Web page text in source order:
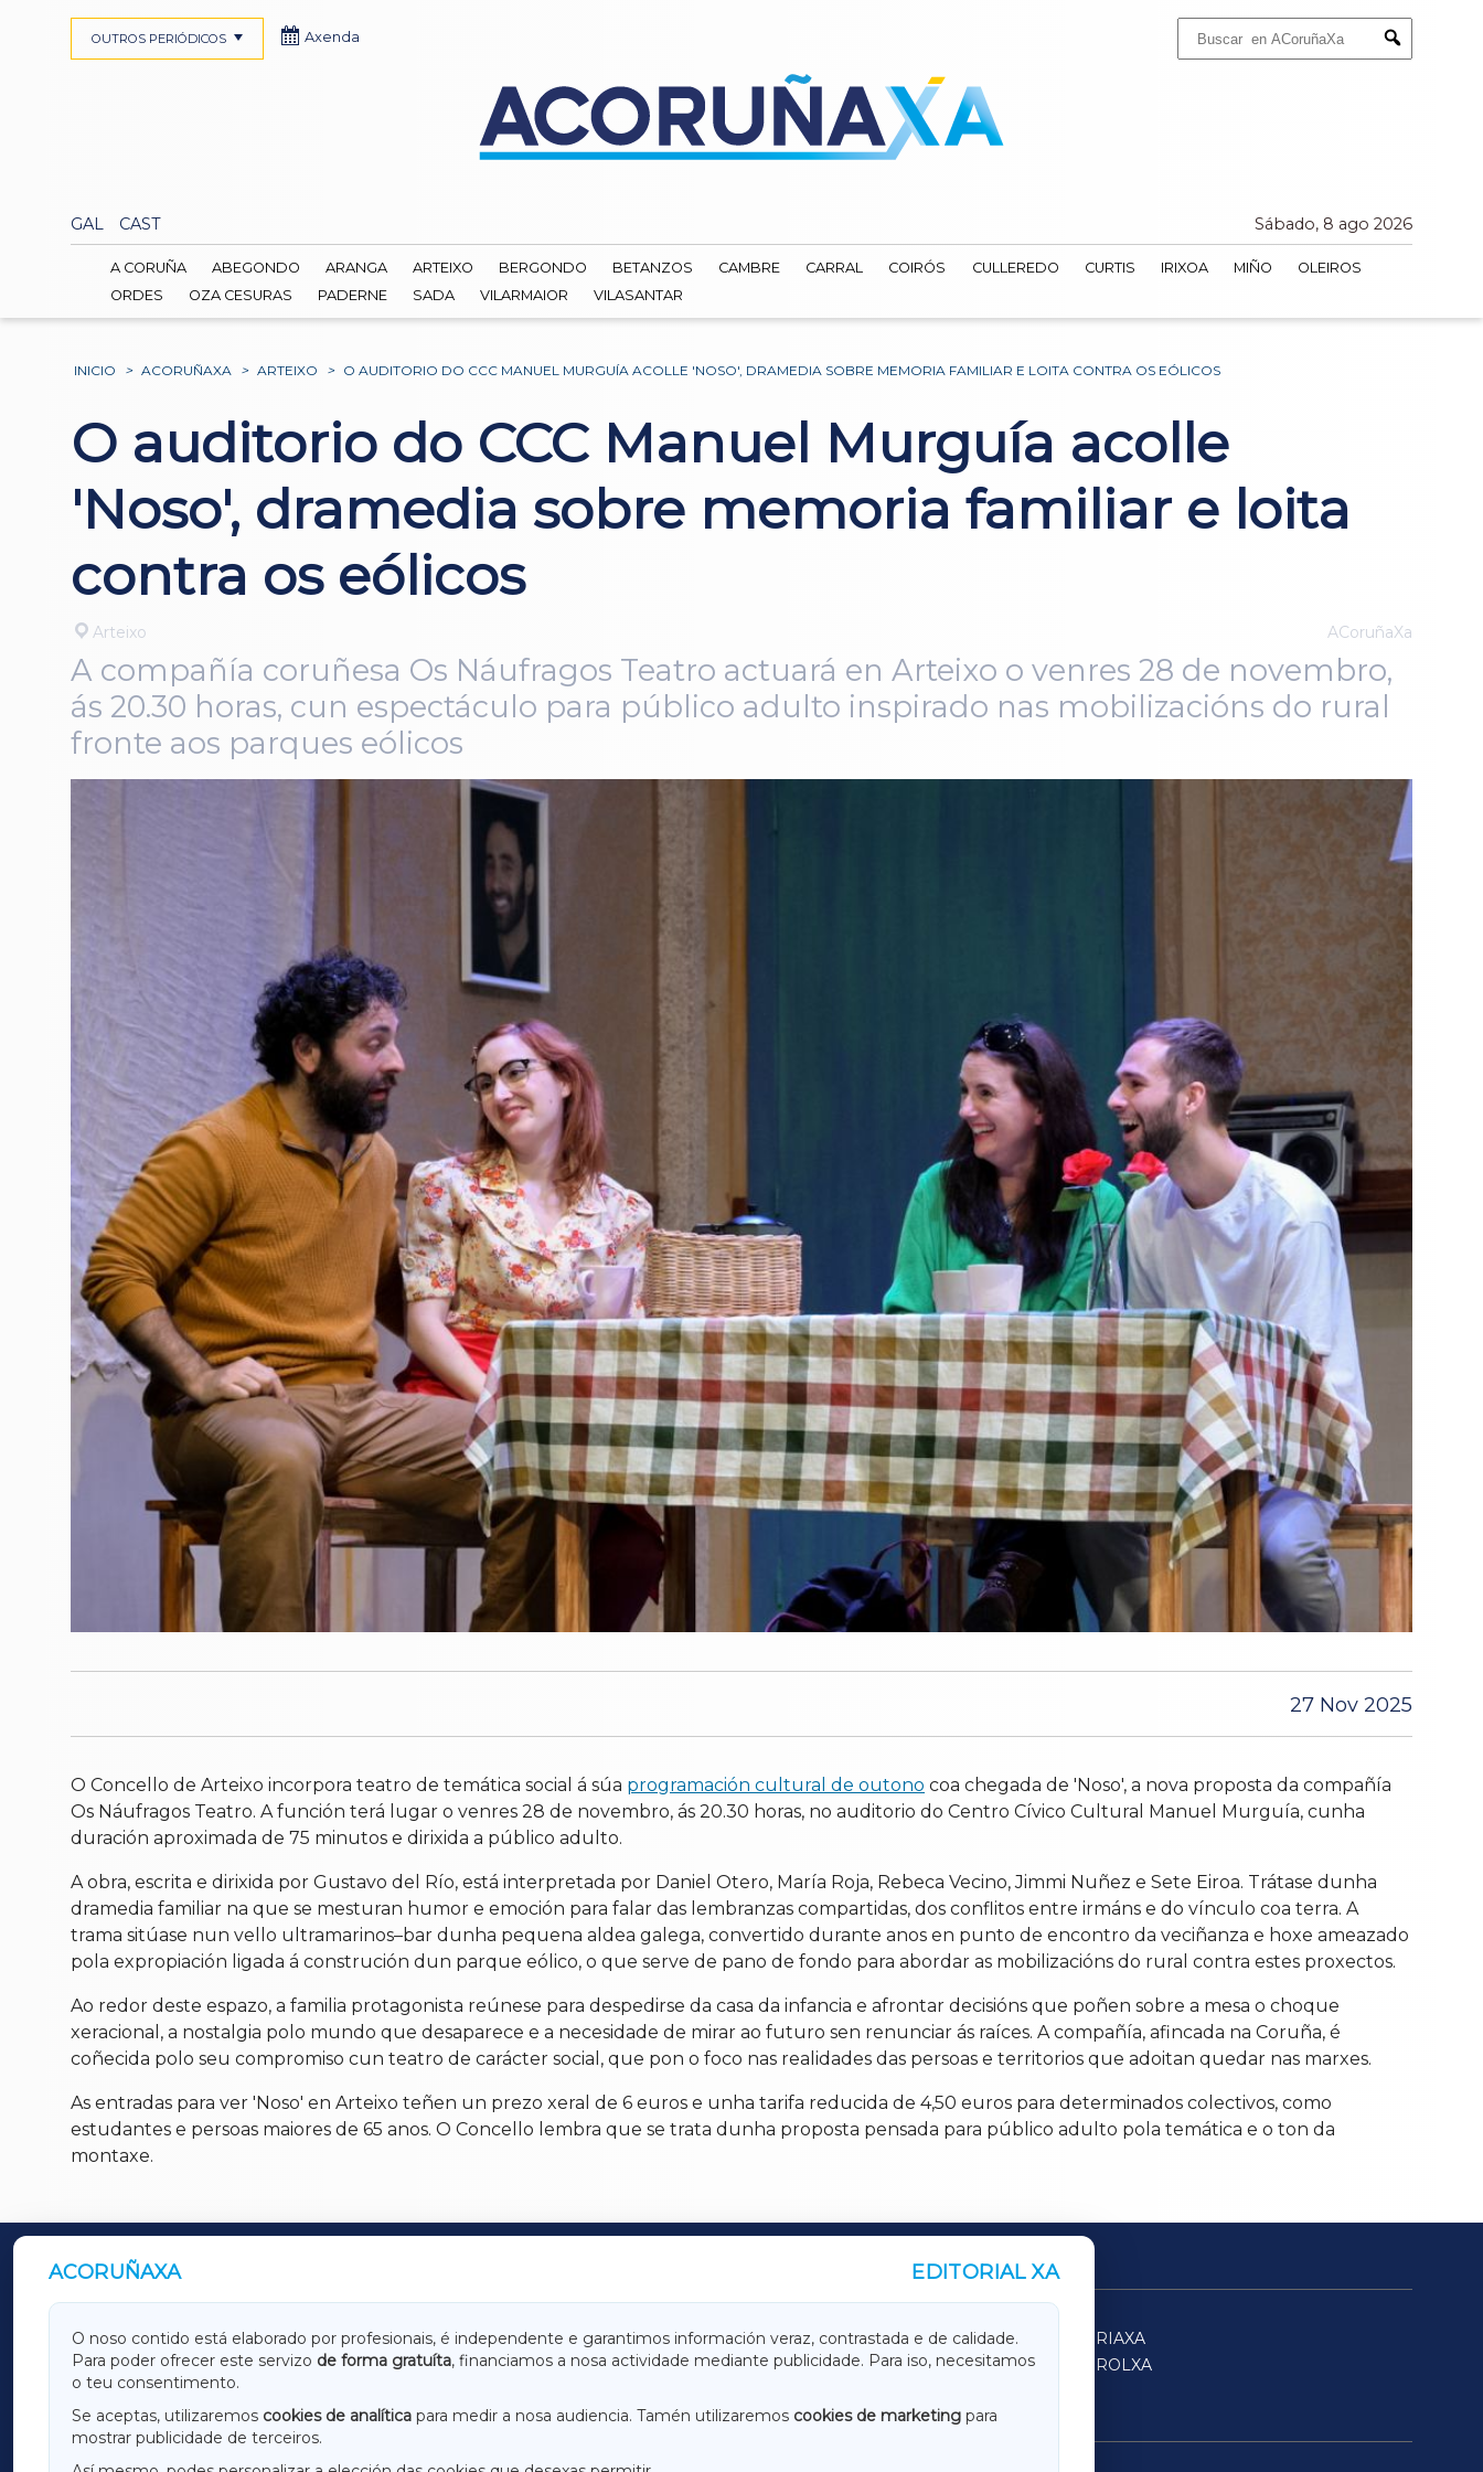
Submit
GAL CAST Sábado, 8 ago 2026
OUTROS PERIÓDICOS Axenda
A CORUÑA ABEGONDO ARANGA ARTEIXO BERGONDO BETANZOS CAMBRE CARRAL COIRÓS CULLEREDO CURTIS IRIXOA MIÑO
OLEIROS
ORDES
OZA CESURAS PADERNE SADA VILARMAIOR VILASANTAR
INICIO > ACORUÑAXA > ARTEIXO > O AUDITORIO DO CCC MANUEL MURGUÍA ACOLLE 'NOSO', DRAMEDIA SOBRE MEMORIA FAMILIAR E LOITA CONTRA OS EÓLICOS
O auditorio do CCC Manuel Murguía acolle
'Noso', dramedia sobre memoria familiar e loita
contra os eólicos
Arteixo ACoruñaXa
A compañía coruñesa Os Náufragos Teatro actuará en Arteixo o venres 28 de novembro,
ás 20.30 horas, cun espectáculo para público adulto inspirado nas mobilizacións do rural
fronte aos parques eólicos
27 Nov 2025
O Concello de Arteixo incorpora teatro de temática social á súa programación cultural de outono coa chegada de 'Noso', a nova proposta da compañía
Os Náufragos Teatro. A función terá lugar o venres 28 de novembro, ás 20.30 horas, no auditorio do Centro Cívico Cultural Manuel Murguía, cunha
duración aproximada de 75 minutos e dirixida a público adulto.
A obra, escrita e dirixida por Gustavo del Río, está interpretada por Daniel Otero, María Roja, Rebeca Vecino, Jimmi Nuñez e Sete Eiroa. Trátase dunha
dramedia familiar na que se mesturan humor e emoción para falar das lembranzas compartidas, dos conflitos entre irmáns e do vínculo coa terra. A
trama sitúase nun vello ultramarinos–bar dunha pequena aldea galega, convertido durante anos en punto de encontro da veciñanza e hoxe ameazado
pola expropiación ligada á construción dun parque eólico, o que serve de pano de fondo para abordar as mobilizacións do rural contra estes proxectos.
Ao redor deste espazo, a familia protagonista reúnese para despedirse da casa da infancia e afrontar decisións que poñen sobre a mesa o choque
xeracional, a nostalgia polo mundo que desaparece e a necesidade de mirar ao futuro sen renunciar ás raíces. A compañía, afincada na Coruña, é
coñecida polo seu compromiso cun teatro de carácter social, que pon o foco nas realidades das persoas e territorios que adoitan quedar nas marxes.
As entradas para ver 'Noso' en Arteixo teñen un prezo xeral de 6 euros e unha tarifa reducida de 4,50 euros para determinados colectivos, como
estudantes e persoas maiores de 65 anos. O Concello lembra que se trata dunha proposta pensada para público adulto pola temática e o ton da
montaxe.
ACORUÑAXA EDITORIAL XA
O noso contido está elaborado por profesionais, é independente e garantimos información veraz, contrastada e de calidade.
Para poder ofrecer este servizo de forma gratuíta, financiamos a nosa actividade mediante publicidade. Para iso, necesitamos
o teu consentimento.
Se aceptas, utilizaremos cookies de analítica para medir a nosa audiencia. Tamén utilizaremos cookies de marketing para
mostrar publicidade de terceiros.
OUTROS PERIÓDICOS
GALICIAXA LUGOXA TERRACHAXA
SARRIAXA
AMARIÑAXA
RIBEIRASACRAXA ACORUÑAXA
FERROLXA
OURENSEXA